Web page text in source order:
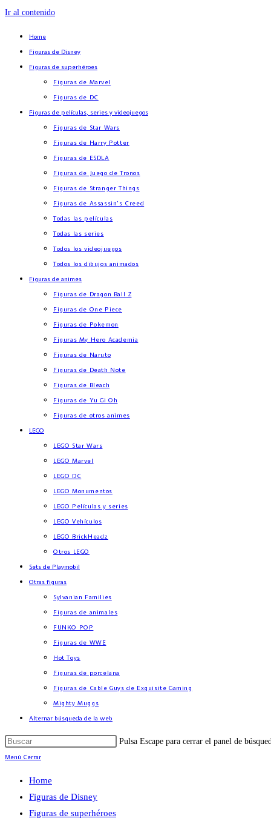
Ir al contenido
Home
Figuras de Disney
Figuras de superhéroes
Figuras de Marvel
Figuras de DC
Figuras de películas, series y videojuegos
Figuras de Star Wars
Figuras de Harry Potter
Figuras de ESDLA
Figuras de Juego de Tronos
Figuras de Stranger Things
Figuras de Assassin’s Creed
Todas las películas
Todas las series
Todos los videojuegos
Todos los dibujos animados
Figuras de animes
Figuras de Dragon Ball Z
Figuras de One Piece
Figuras de Pokemon
Figuras My Hero Academia
Figuras de Naruto
Figuras de Death Note
Figuras de Bleach
Figuras de Yu Gi Oh
Figuras de otros animes
LEGO
LEGO Star Wars
LEGO Marvel
LEGO DC
LEGO Monumentos
LEGO Películas y series
LEGO Vehículos
LEGO BrickHeadz
Otros LEGO
Sets de Playmobil
Otras figuras
Sylvanian Families
Figuras de animales
FUNKO POP
Figuras de WWE
Hot Toys
Figuras de porcelana
Figuras de Cable Guys de Exquisite Gaming
Mighty Muggs
Alternar búsqueda de la web
Pulsa Escape para cerrar el panel de
Menú Cerrar
Home
Figuras de Disney
Figuras de superhéroes